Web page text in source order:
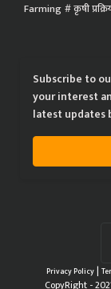
Farming कृषी
Subscribe to
your interest
latest updates
Privacy Policy|
CopyRight -